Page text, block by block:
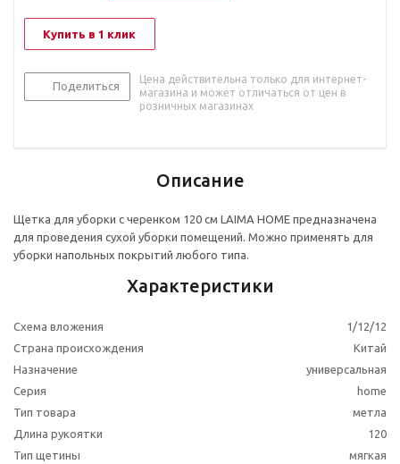
Купить в 1 клик
Поделиться
Цена действительна только для интернет-
магазина и может отличаться от цен в
розничных магазинах
Описание
Щетка для уборки с черенком 120 см LAIMA HOME предназначена
для проведения сухой уборки помещений. Можно применять для
уборки напольных покрытий любого типа.
Характеристики
Схема вложения
1/12/12
Страна происхождения
Китай
Назначение
универсальная
Серия
home
Тип товара
метла
Длина рукоятки
120
Тип щетины
мягкая